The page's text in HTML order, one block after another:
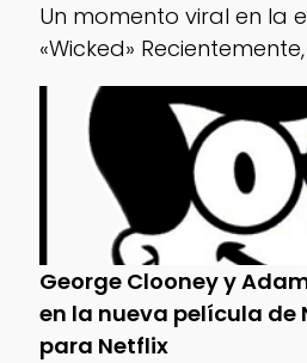
Un momento viral en la
«Wicked»
George Clooney y
en la nueva película de
para Netflix